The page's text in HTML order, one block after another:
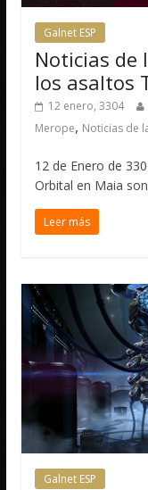
Galnet ESP
Noticias de
los asaltos
12 enero, 3304
Merope, Noticias de
12 de Enero de
Orbital en Maia
Leer más
Galnet ESP